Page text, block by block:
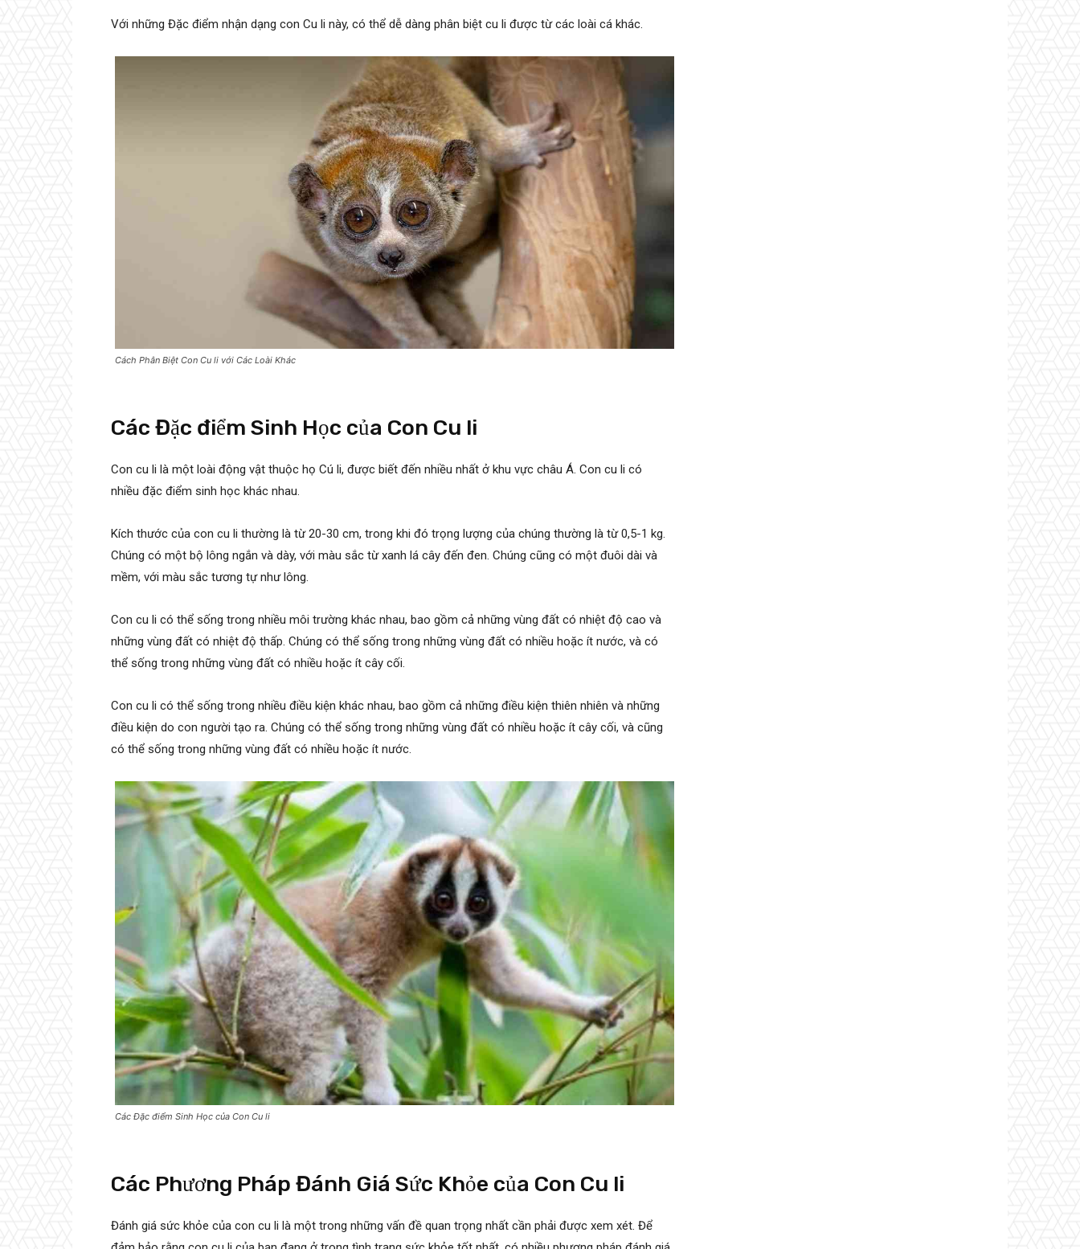
Với những Đặc điểm nhận dạng con Cu li này, có thể dễ dàng phân biệt cu li được từ các loài cá khác.
Cách Phân Biệt Con Cu li với Các Loài Khác
Các Đặc điểm Sinh Học của Con Cu li
Con cu li là một loài động vật thuộc họ Cú li, được biết đến nhiều nhất ở khu vực châu Á. Con cu li có
nhiều đặc điểm sinh học khác nhau.
Kích thước của con cu li thường là từ 20-30 cm, trong khi đó trọng lượng của chúng thường là từ 0,5-1 kg.
Chúng có một bộ lông ngắn và dày, với màu sắc từ xanh lá cây đến đen. Chúng cũng có một đuôi dài và
mềm, với màu sắc tương tự như lông.
Con cu li có thể sống trong nhiều môi trường khác nhau, bao gồm cả những vùng đất có nhiệt độ cao và
những vùng đất có nhiệt độ thấp. Chúng có thể sống trong những vùng đất có nhiều hoặc ít nước, và có
thể sống trong những vùng đất có nhiều hoặc ít cây cối.
Con cu li có thể sống trong nhiều điều kiện khác nhau, bao gồm cả những điều kiện thiên nhiên và những
điều kiện do con người tạo ra. Chúng có thể sống trong những vùng đất có nhiều hoặc ít cây cối, và cũng
có thể sống trong những vùng đất có nhiều hoặc ít nước.
Các Đặc điểm Sinh Học của Con Cu li
Các Phương Pháp Đánh Giá Sức Khỏe của Con Cu li
Đánh giá sức khỏe của con cu li là một trong những vấn đề quan trọng nhất cần phải được xem xét. Để